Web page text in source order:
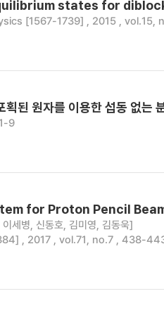
states for
[1567-1739] , 2015 , vol.15,
된 원자를 이용한 섭동 없는
9
for Proton Pencil
세병, 신동호, 김미영, 김동욱]
, 2017 , vol.71, no.7 , 438-